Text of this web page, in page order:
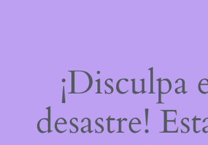
¡Disculpa
desastre!